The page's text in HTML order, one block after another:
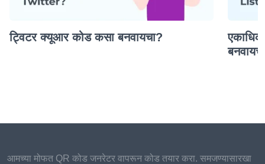
ट्विटर क्यूआर कोड कसा बनवायचा?
आमच्या मोफत QR कोड जनरेटर वापरून कोड तयार करा. समजण्यासारखा